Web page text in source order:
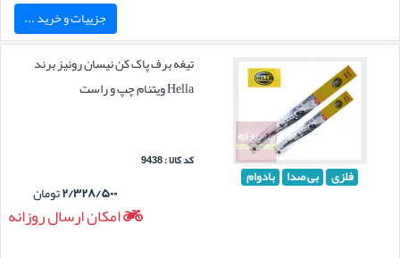
جزییات و خرید ...
فلزی بی صدا بادوام
تیغه برف پاک کن نیسان رونیز برند
Hella ویتنام چپ و راست
کد کالا : 9438
۲/۳۲۸/۵۰۰تومان
امکان ارسال روزانه